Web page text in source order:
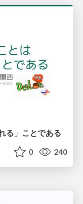
る」ことである
0 240